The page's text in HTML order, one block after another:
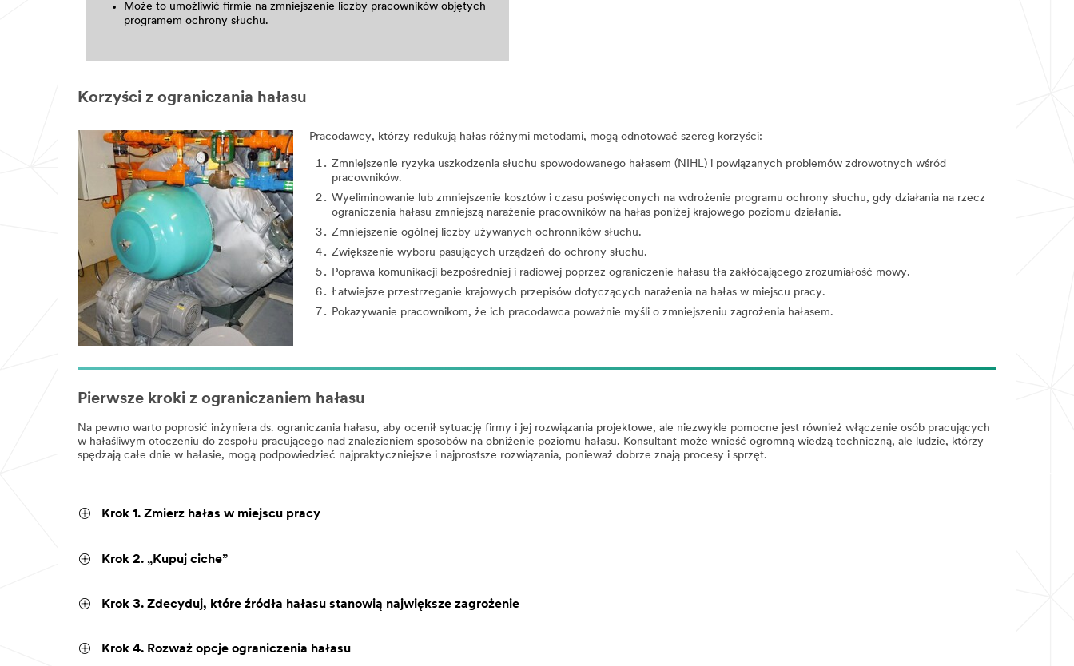
Może to umożliwić firmie na zmniejszenie liczby pracowników objętych
programem ochrony słuchu.
Korzyści z ograniczania hałasu
Pracodawcy, którzy redukują hałas różnymi metodami, mogą odnotować szereg korzyści:
Zmniejszenie ryzyka uszkodzenia słuchu spowodowanego hałasem (NIHL) i powiązanych problemów zdrowotnych wśród
pracowników.
Wyeliminowanie lub zmniejszenie kosztów i czasu poświęconych na wdrożenie programu ochrony słuchu, gdy działania na rzecz
ograniczenia hałasu zmniejszą narażenie pracowników na hałas poniżej krajowego poziomu działania.
Zmniejszenie ogólnej liczby używanych ochronników słuchu.
Zwiększenie wyboru pasujących urządzeń do ochrony słuchu.
Poprawa komunikacji bezpośredniej i radiowej poprzez ograniczenie hałasu tła zakłócającego zrozumiałość mowy.
Łatwiejsze przestrzeganie krajowych przepisów dotyczących narażenia na hałas w miejscu pracy.
Pokazywanie pracownikom, że ich pracodawca poważnie myśli o zmniejszeniu zagrożenia hałasem.
Pierwsze kroki z ograniczaniem hałasu
Na pewno warto poprosić inżyniera ds. ograniczania hałasu, aby ocenił sytuację firmy i jej rozwiązania projektowe, ale niezwykle pomocne jest również włączenie osób pracujących
w hałaśliwym otoczeniu do zespołu pracującego nad znalezieniem sposobów na obniżenie poziomu hałasu. Konsultant może wnieść ogromną wiedzą techniczną, ale ludzie, którzy
spędzają całe dnie w hałasie, mogą podpowiedzieć najpraktyczniejsze i najprostsze rozwiązania, ponieważ dobrze znają procesy i sprzęt.
Krok 1. Zmierz hałas w miejscu pracy
Krok 2. „Kupuj ciche”
Krok 3. Zdecyduj, które źródła hałasu stanowią największe zagrożenie
Krok 4. Rozważ opcje ograniczenia hałasu